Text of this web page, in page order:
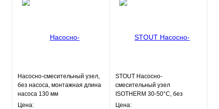
Насосно-смесительный узел,
без насоса, монтажная длина
насоса 130 мм
VT.TECHNOMIX.0.130
Цена:
STOUT Насосно-
смесительный узел
ISOTHERM 30-50°C, без
насоса.
Цена: